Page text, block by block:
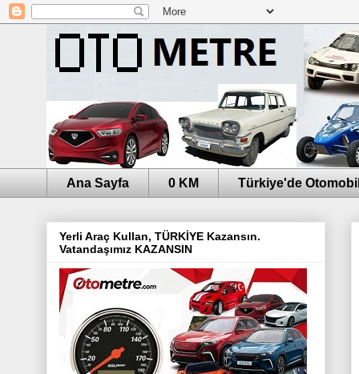
Ana Sayfa 0 KM Türkiye'de
Yerli Araç Kullan, TÜRKİYE Kazansın.
Vatandaşımız KAZANSIN